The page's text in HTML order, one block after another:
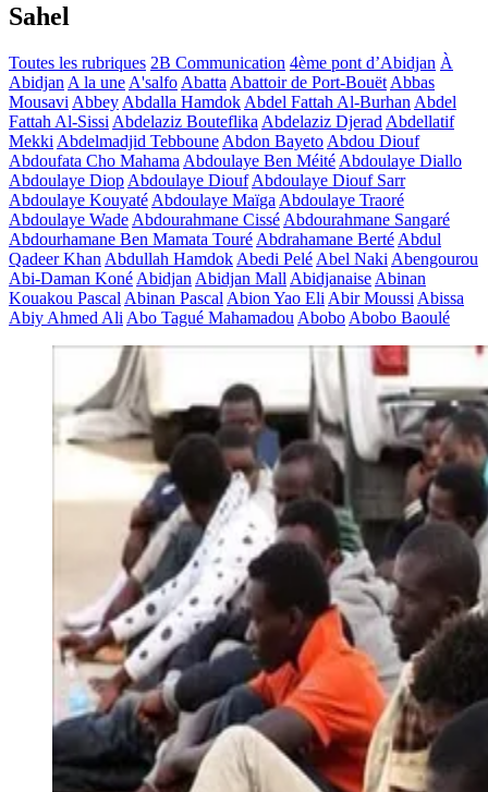
Sahel
Toutes les rubriques 2B Communication 4ème pont d’Abidjan À
Abidjan A la une A'salfo Abatta Abattoir de Port-Bouët Abbas
Mousavi Abbey Abdalla Hamdok Abdel Fattah Al-Burhan Abdel
Fattah Al-Sissi Abdelaziz Bouteflika Abdelaziz Djerad Abdellatif
Mekki Abdelmadjid Tebboune Abdon Bayeto Abdou Diouf
Abdoufata Cho Mahama Abdoulaye Ben Méité Abdoulaye Diallo
Abdoulaye Diop Abdoulaye Diouf Abdoulaye Diouf Sarr
Abdoulaye Kouyaté Abdoulaye Maïga Abdoulaye Traoré
Abdoulaye Wade Abdourahmane Cissé Abdourahmane Sangaré
Abdourhamane Ben Mamata Touré Abdrahamane Berté Abdul
Qadeer Khan Abdullah Hamdok Abedi Pelé Abel Naki Abengourou
Abi-Daman Koné Abidjan Abidjan Mall Abidjanaise Abinan
Kouakou Pascal Abinan Pascal Abion Yao Eli Abir Moussi Abissa
Abiy Ahmed Ali Abo Tagué Mahamadou Abobo Abobo Baoulé